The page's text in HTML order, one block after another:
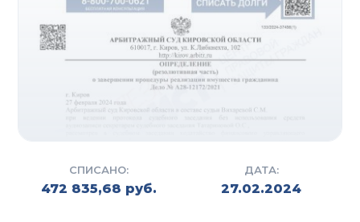
СПИСАНО:
472 835,68 руб.
ДАТА:
27.02.2024